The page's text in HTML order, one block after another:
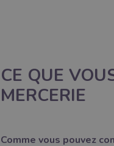
CE QUE
MERCERIE
Comme vous pouvez